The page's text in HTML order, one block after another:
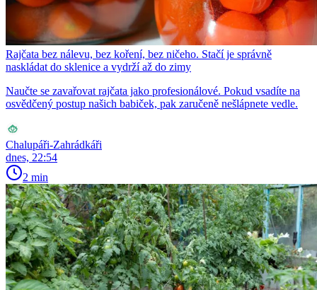
Rajčata bez nálevu, bez koření, bez ničeho. Stačí je správně
naskládat do sklenice a vydrží až do zimy
Naučte se zavařovat rajčata jako profesionálové. Pokud vsadíte na
osvědčený postup našich babiček, pak zaručeně nešlápnete vedle.
Chalupáři-Zahrádkáři
dnes, 22:54
2 min